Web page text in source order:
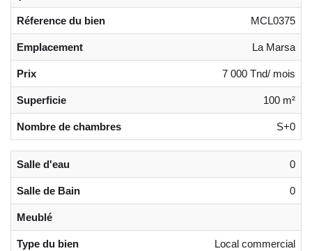
Réference du bien MCL0375
Emplacement La Marsa
Prix 7 000 Tnd/ mois
Superficie 100 m²
Nombre de chambres S+0
Salle d'eau 0
Salle de Bain 0
Meublé
Type du bien Local commercial